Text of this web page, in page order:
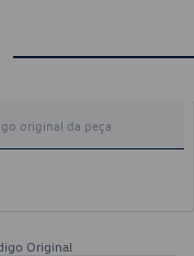
Original